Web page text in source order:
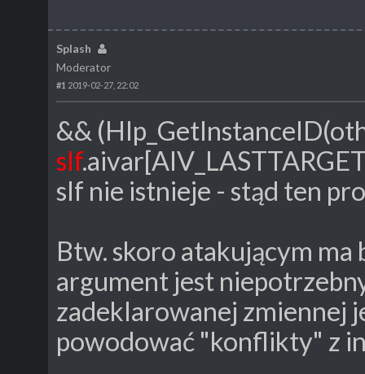
Splash
Moderator
#1 2019-02-27, 22:02
&&
slf
slf nie istnieje - stąd ten
Btw. skoro atakującym ma
argument jest
zadeklarowanej zmiennej
powodować "konflikty" z